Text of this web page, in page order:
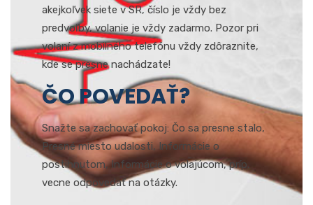
akejkoľvek siete v SR, číslo je vždy bez
predvoľby, volanie je vždy zadarmo. Pozor pri
volaní z mobilného telefónu vždy zdôraznite,
kde se presne nachádzate!
ČO POVEDAŤ?
Snažte sa zachovať pokoj: Čo sa presne stalo,
Presné miesto udalosti, Informácie o
postihnutom, Informácie o volajúcom, príp.
vecne odpovedať na otázky.